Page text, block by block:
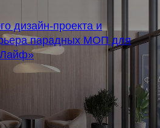
дизайн-проекта и
парадных МОП для